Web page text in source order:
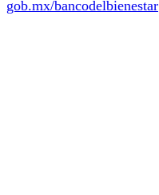
gob.mx/bancodelbienestar